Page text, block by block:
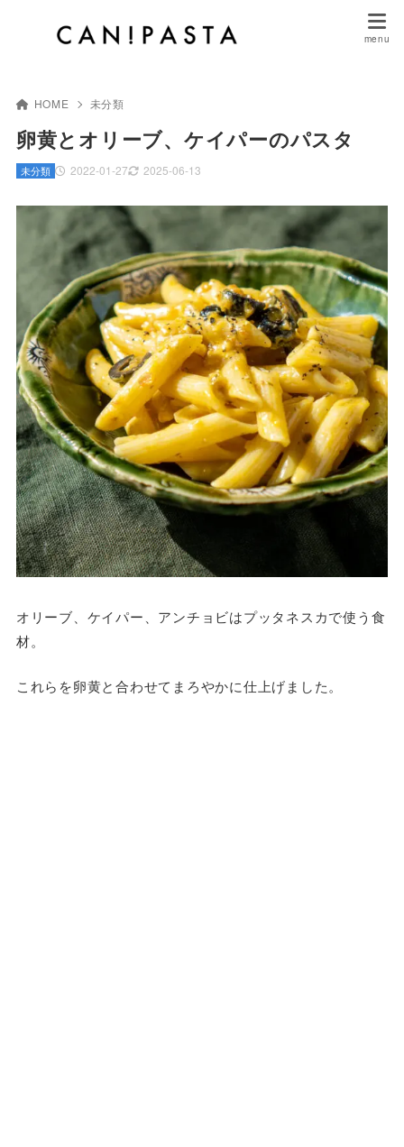
HOME 未分類
卵黄とオリーブ、ケイパーのパスタ
2022-01-27 2025-06-13
未分類
オリーブ、ケイパー、アンチョビはプッタネスカで使う食
材。
これらを卵黄と合わせてまろやかに仕上げました。